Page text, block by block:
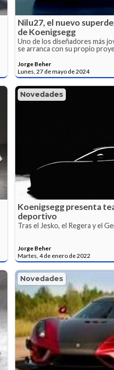
Nilu27, el nuevo
de Koenigsegg
Uno de los diseñadores más
se arranca con su propio
Jorge Beher
Lunes, 27 de mayo de 2024
Novedades
Koenigsegg presenta
deportivo
Tras el Jesko, el Regera y el
Jorge Beher
Martes, 4 de enero de 2022
Novedades